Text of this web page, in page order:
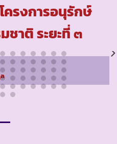
ครงการอนุรักษ์
ชาติ ระยะที่ ๓